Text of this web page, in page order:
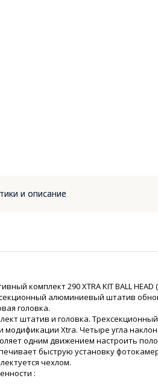
и описание
комплект 290 XTRA KIT BALL HEAD
алюминиевый штатив
головка.
штатив и головка.
модификации Xtra. Четыре угла
одним движением настроить
быструю установку
чехлом.
: